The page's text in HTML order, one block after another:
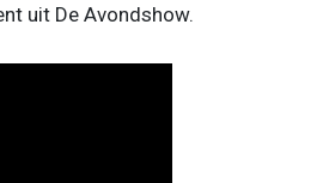
uit De Avondshow.